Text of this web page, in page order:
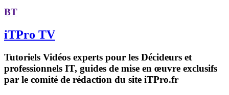
BT
iTPro TV
Tutoriels Vidéos experts pour les Décideurs et
professionnels IT, guides de mise en œuvre exclusifs
par le comité de rédaction du site iTPro.fr